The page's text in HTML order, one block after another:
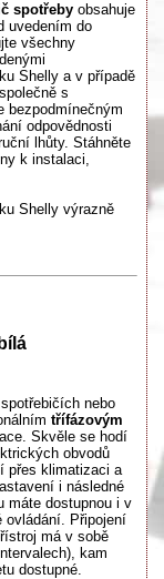
spotřeby obsahuje
uvedením do
všechny
Shelly a v případě
s
bezpodmínečným
odpovědnosti
lhůty. Stáhněte
k instalaci,
Shelly výrazně
nebo
třífázovým
Skvěle se hodí
obvodů
přes klimatizaci a
i následné
máte dostupnou i v
ovládání. Připojení
má v sobě
kam
dostupné.